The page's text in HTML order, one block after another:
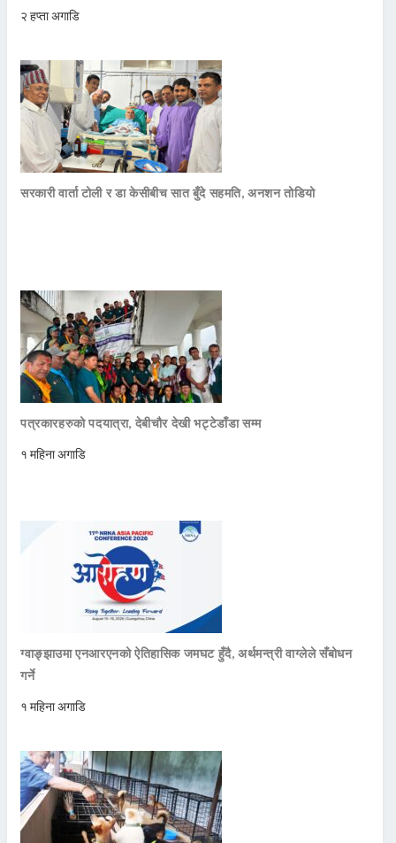
२ हप्ता अगाडि
सरकारी वार्ता टोली र डा केसीबीच सात बुँदे सहमति, अनशन तोडियो
पत्रकारहरुको पदयात्रा, देबीचौर देखी भट्टेडाँडा सम्म
१ महिना अगाडि
ग्वाङ्झाउमा एनआरएनको ऐतिहासिक जमघट हुँदै, अर्थमन्त्री वाग्लेले सँबोधन
गर्ने
१ महिना अगाडि